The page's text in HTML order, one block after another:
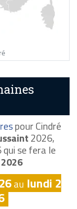
pour Cindré
2026,
se fera le
au lundi 2